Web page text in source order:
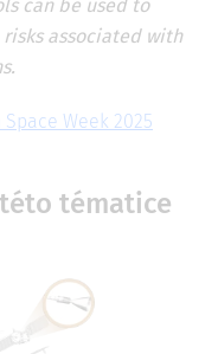
can be used to
associated with
Space Week 2025
tématice